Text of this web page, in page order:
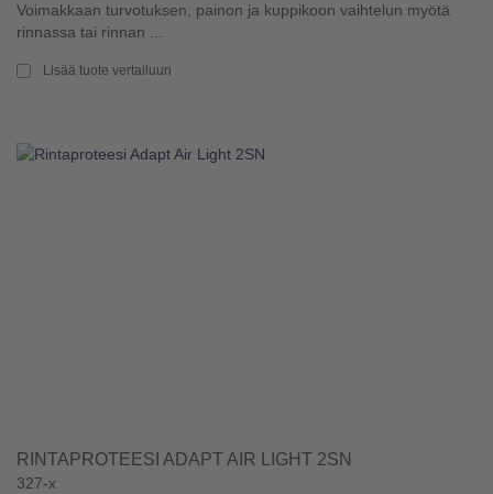
Voimakkaan turvotuksen, painon ja kuppikoon vaihtelun myötä
rinnassa tai rinnan ...
Lisää tuote vertailuun
RINTAPROTEESI ADAPT AIR LIGHT 2SN
327-x